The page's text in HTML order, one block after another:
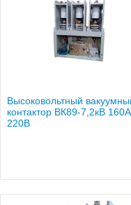
Высоковольтный
контактор ВК89-7,2кВ 160А
220В